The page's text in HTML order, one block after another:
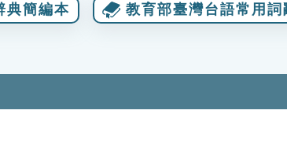
典簡編本 教育部臺灣台語常用詞